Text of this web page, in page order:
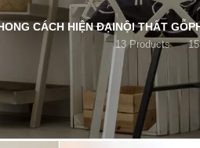
CÁCH HIỆN ĐẠINỘI THẤT GỖ
13 Products
12 24